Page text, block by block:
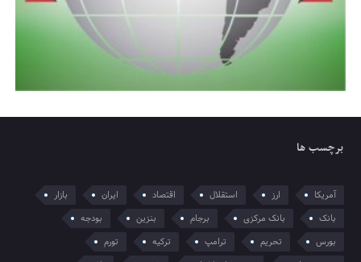
برچسب ها
آمریکا ارز استقلال اقتصاد ایران
بازار
بانک
بانک مرکزی برجام بنزین
بودجه
بورس
تحریم ترامپ ترکیه
تورم